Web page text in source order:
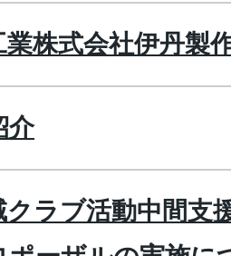
株式会社伊丹製
介
クラブ活動中間支